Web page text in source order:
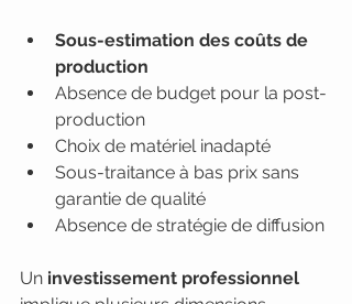
Sous-estimation des coûts de
production
Absence de budget pour la post-
production
Choix de matériel inadapté
Sous-traitance à bas prix sans
garantie de qualité
Absence de stratégie de diffusion
Un investissement professionnel